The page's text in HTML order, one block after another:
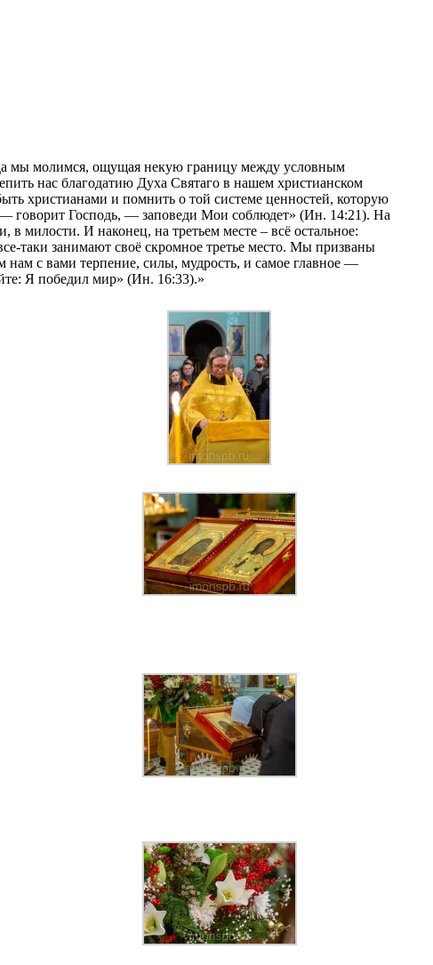
мы молимся, ощущая некую границу между условным
нас благодатию Духа Святаго в нашем христианском
христианами и помнить о той системе ценностей, которую
— говорит Господь, — заповеди Мои соблюдет» (Ин. 14:21). На
в милости. И наконец, на третьем месте – всё остальное:
таки занимают своё скромное третье место. Мы призваны
нам с вами терпение, силы, мудрость, и самое главное —
Я победил мир» (Ин. 16:33).»